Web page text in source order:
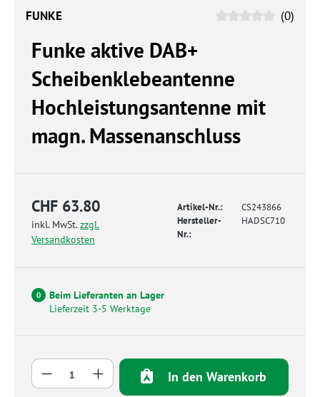
FUNKE (0)
Funke aktive DAB+
Scheibenklebeantenne
Hochleistungsantenne mit
magn. Massenanschluss
CHF 63.80
inkl. MwSt.zzgl.
Versandkosten
Artikel-Nr.:
CS243866
Hersteller-
Nr.:
HADSC710
0
Beim Lieferanten an Lager
Lieferzeit 3-5 Werktage
Produkt Anzahl: Gib den gewünschten
In den Warenkorb